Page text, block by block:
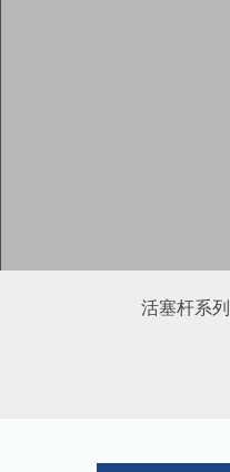
活塞杆系列